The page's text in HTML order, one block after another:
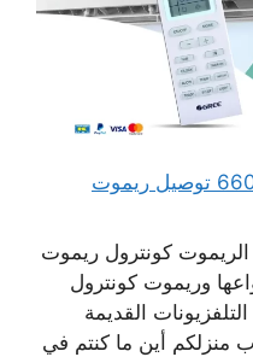
توصيل ريموت للمنزل 66041166 توصيل ريموت
الريموت كونترول ريموت
وريموت كونترول
القديمة
منزلكم أين ما كنتم في